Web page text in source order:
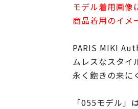
モデル着用画像
商品着用のイメ
PARIS MIKI
ムレスなスタイ
永く飽きの来に
「055モデル